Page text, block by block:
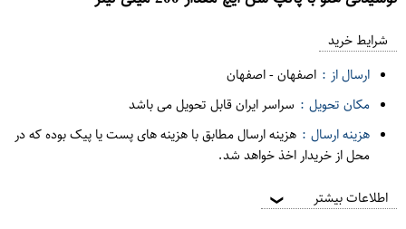
ر
شرایط خرید
ارسال از : اصفهان-اصفهان
مکان تحویل : سراسر ایران قابل تحویل می باشد
هزینه ارسال : هزینه ارسال مطابق با هزینه های پست یا پیک بوده که در
محل از خریدار اخذ خواهد شد.
اطلاعات بیشتر ❯